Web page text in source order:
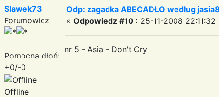
Slawek73
Forumowicz
Pomocna dłoń:
+0/-0
Offline
Odp: zagadka ABECADŁO według
« Odpowiedz #10 : 25-11-2008 22:11:32
nr 5 - Asia - Don't Cry